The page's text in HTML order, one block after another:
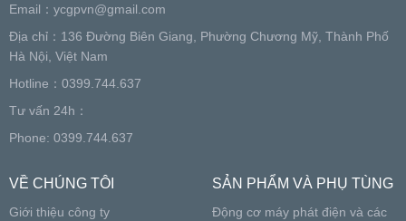
Email： ycgpvn@gmail.com
Địa chỉ：136 Đường Biên Giang, Phường Chương Mỹ, Thành Phố
Hà Nội, Việt Nam
Hotline：0399.744.637
Tư vấn 24h：
Phone: 0399.744.637
VỀ CHÚNG TÔI
Giới thiệu công ty
SẢN PHẨM VÀ PHỤ TÙNG
Động cơ máy phát điện và các